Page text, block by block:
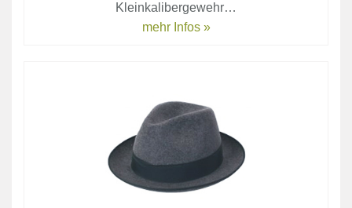
Kleinkalibergewehr…
mehr Infos »